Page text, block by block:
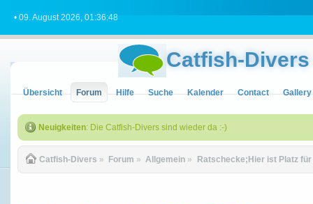
• 09. August 2026, 01:36:48
Catfish-Divers
Übersicht Forum Hilfe Suche Kalender Contact Gallery
Neuigkeiten: Die Catfish-Divers sind wieder da :-)
Catfish-Divers » Forum » Allgemein » Ratschecke;Hier ist Platz